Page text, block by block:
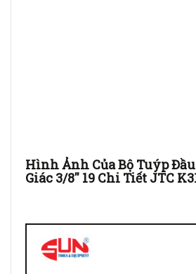
Hình Ảnh Của Bộ Tuýp
Giác 3/8'' 19 Chi Tiết JTC